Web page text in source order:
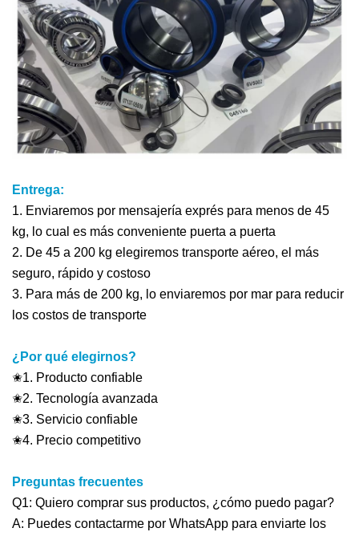
Entrega:
1. Enviaremos por mensajería exprés para menos de 45
kg, lo cual es más conveniente puerta a puerta
2. De 45 a 200 kg elegiremos transporte aéreo, el más
seguro, rápido y costoso
3. Para más de 200 kg, lo enviaremos por mar para reducir
los costos de transporte
¿Por qué elegirnos?
✬1. Producto confiable
✬2. Tecnología avanzada
✬3. Servicio confiable
✬4. Precio competitivo
Preguntas frecuentes
Q1: Quiero comprar sus productos, ¿cómo puedo pagar?
A: Puedes contactarme por WhatsApp para enviarte los